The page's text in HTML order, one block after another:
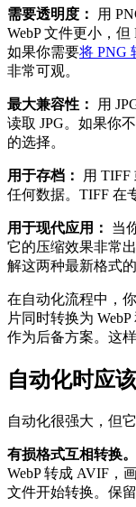
需要透明度：
用
WebP 文件更小，
如果你需要将 PNG
非常可观。
最大兼容性：
用
读取 JPG。如果你
的选择。
用于存档：
用
任何数据。TIFF 在
用于现代应用：
当
它的压缩效果非常
解这两种最新格式的
在自动化流程中，
片同时转换为
作为后备方案。这样
自动化时应
自动化很强大，但
有损格式互相转换。
WebP 转成 AVIF，
文件开始转换。保